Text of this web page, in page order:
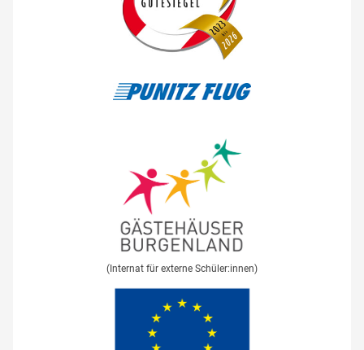
(Internat für externe Schüler:innen)